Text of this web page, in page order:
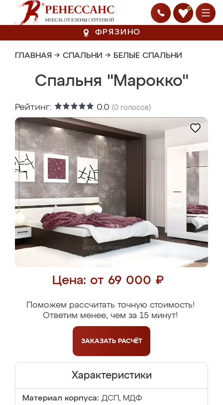
0
ФРЯЗИНО
ГЛАВНАЯ → СПАЛЬНИ → БЕЛЫЕ СПАЛЬНИ
Спальня "Марокко"
Рейтинг: 0.0 (0 голосов)
Цена: от 69 000 ₽
Поможем рассчитать точную стоимость!
Ответим менее, чем за 15 минут!
ЗАКАЗАТЬ РАСЧЁТ
Характеристики
Материал корпуса: ДСП, МДФ